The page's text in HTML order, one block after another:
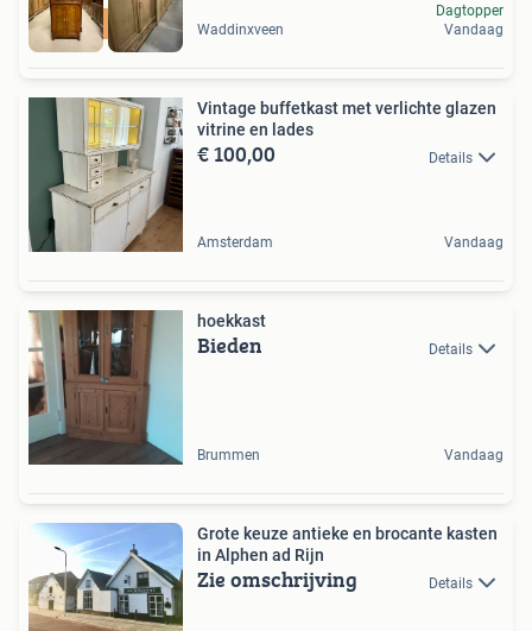
Uniek en origineel Waddinxveen
Dagtopper
Vandaag
Vintage buffetkast met verlichte glazen
vitrine en lades
€ 100,00 Details
Amsterdam Vandaag
hoekkast
Bieden Details
Brummen Vandaag
Grote keuze antieke en brocante kasten
in Alphen ad Rijn
Zie omschrijving Details